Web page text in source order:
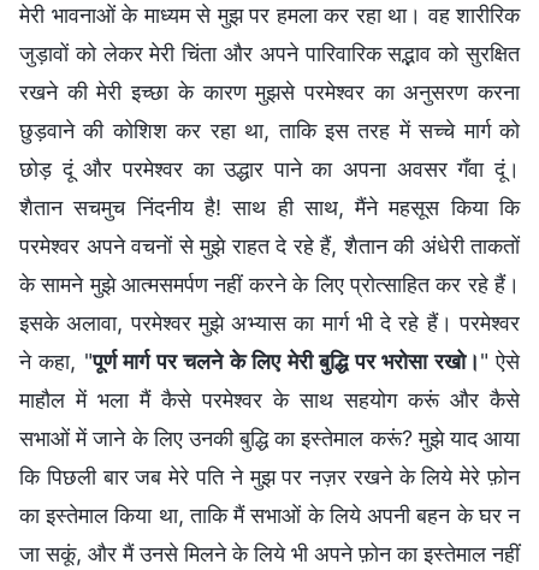
मेरी भावनाओं के माध्यम से मुझ पर हमला कर रहा था। वह शारीरिक
जुड़ावों को लेकर मेरी चिंता और अपने पारिवारिक सद्भाव को सुरक्षित
रखने की मेरी इच्छा के कारण मुझसे परमेश्वर का अनुसरण करना
छुड़वाने की कोशिश कर रहा था, ताकि इस तरह में सच्चे मार्ग को
छोड़ दूं और परमेश्वर का उद्धार पाने का अपना अवसर गँवा दूं।
शैतान सचमुच निंदनीय है! साथ ही साथ, मैंने महसूस किया कि
परमेश्वर अपने वचनों से मुझे राहत दे रहे हैं, शैतान की अंधेरी ताकतों
के सामने मुझे आत्मसमर्पण नहीं करने के लिए प्रोत्साहित कर रहे हैं।
इसके अलावा, परमेश्वर मुझे अभ्यास का मार्ग भी दे रहे हैं। परमेश्वर
ने कहा, "पूर्ण मार्ग पर चलने के लिए मेरी बुद्धि पर भरोसा रखो।" ऐसे
माहौल में भला मैं कैसे परमेश्वर के साथ सहयोग करूं और कैसे
सभाओं में जाने के लिए उनकी बुद्धि का इस्तेमाल करूं? मुझे याद आया
कि पिछली बार जब मेरे पति ने मुझ पर नज़र रखने के लिये मेरे फ़ोन
का इस्तेमाल किया था, ताकि मैं सभाओं के लिये अपनी बहन के घर न
जा सकूं, और मैं उनसे मिलने के लिये भी अपने फ़ोन का इस्तेमाल नहीं